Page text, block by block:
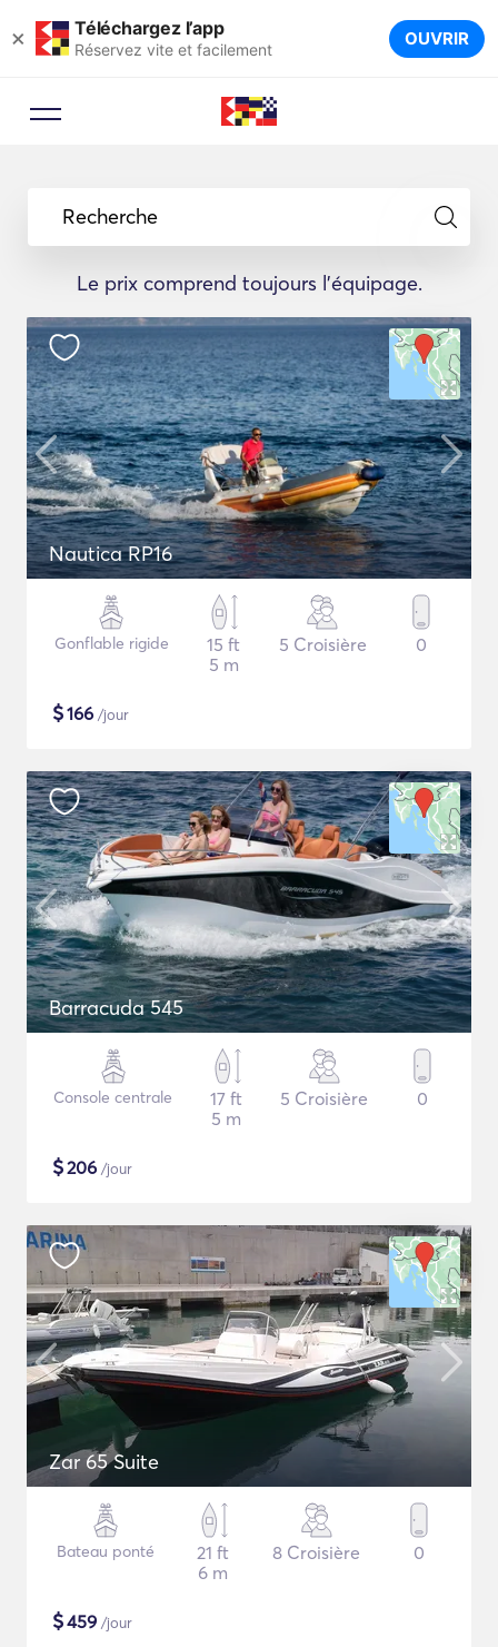
× Téléchargez l’app
Réservez vite et facilement OUVRIR
Recherche
Le prix comprend toujours l'équipage.
Nautica RP16
Gonflable rigide
15 ft
5 m
5 Croisière 0
$166 /jour
Barracuda 545
Console centrale
17 ft
5 m
5 Croisière 0
$206 /jour
Zar 65 Suite
Bateau ponté
21 ft
6 m
8 Croisière 0
$459 /jour